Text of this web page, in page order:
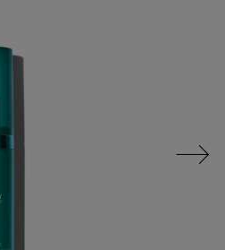
Siguiente Panel